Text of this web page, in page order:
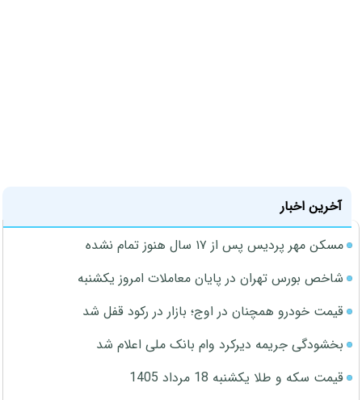
آخرین اخبار
مسکن مهر پردیس پس از ۱۷ سال هنوز تمام نشده
شاخص بورس تهران در پایان معاملات امروز یکشنبه
قیمت خودرو همچنان در اوج؛ بازار در رکود قفل شد
بخشودگی جریمه دیرکرد وام بانک ملی اعلام شد
قیمت سکه و طلا یکشنبه 18 مرداد 1405